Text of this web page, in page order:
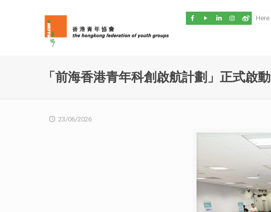
「前海香港青年科創啟航計劃」正式啟動
23/06/2026